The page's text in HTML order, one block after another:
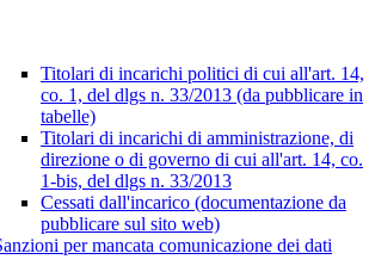
Titolari di incarichi politici di cui all'art. 14,
co. 1, del dlgs n. 33/2013 (da pubblicare in
tabelle)
Titolari di incarichi di amministrazione, di
direzione o di governo di cui all'art. 14, co.
1-bis, del dlgs n. 33/2013
Cessati dall'incarico (documentazione da
pubblicare sul sito web)
per mancata comunicazione dei dati